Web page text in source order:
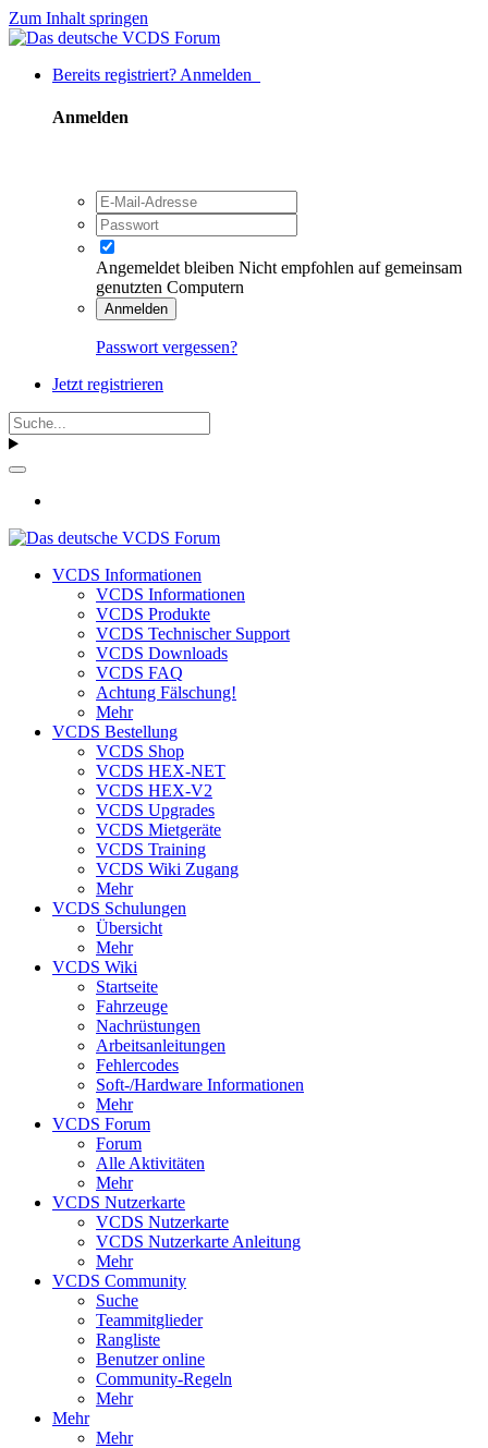
Zum Inhalt springen
Bereits registriert? Anmelden
Anmelden
Angemeldet bleiben Nicht empfohlen auf gemeinsam
genutzten Computern
Anmelden
Passwort vergessen?
Jetzt registrieren
VCDS Informationen
VCDS Informationen
VCDS Produkte
VCDS Technischer Support
VCDS Downloads
VCDS FAQ
Achtung Fälschung!
Mehr
VCDS Bestellung
VCDS Shop
VCDS HEX-NET
VCDS HEX-V2
VCDS Upgrades
VCDS Mietgeräte
VCDS Training
VCDS Wiki Zugang
Mehr
VCDS Schulungen
Übersicht
Mehr
VCDS Wiki
Startseite
Fahrzeuge
Nachrüstungen
Arbeitsanleitungen
Fehlercodes
Soft-/Hardware Informationen
Mehr
VCDS Forum
Forum
Alle Aktivitäten
Mehr
VCDS Nutzerkarte
VCDS Nutzerkarte
VCDS Nutzerkarte Anleitung
Mehr
VCDS Community
Suche
Teammitglieder
Rangliste
Benutzer online
Community-Regeln
Mehr
Mehr
Mehr